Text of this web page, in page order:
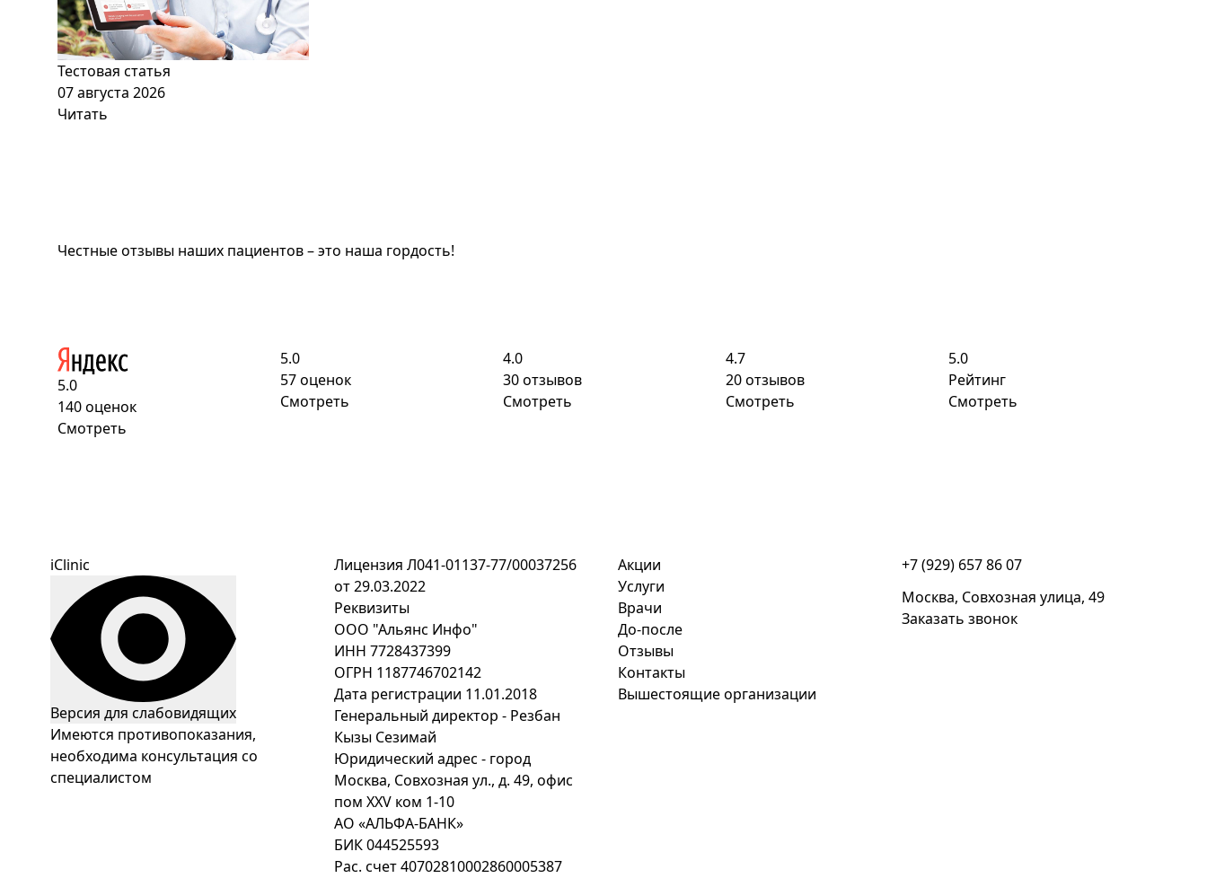
Тестовая статья
07 августа 2026
Читать
Честные отзывы наших пациентов– это наша гордость!
5.0
140 оценок
Смотреть
5.0
57 оценок
Смотреть
4.0
30 отзывов
Смотреть
4.7
20 отзывов
Смотреть
5.0
Рейтинг
Смотреть
iClinic
Версия для слабовидящих
Имеются противопоказания,
необходима консультация со
специалистом
Акции
Услуги
Врачи
До-после
Отзывы
Контакты
Вышестоящие организации
Лицензия Л041-01137-77/00037256
от 29.03.2022
Реквизиты
ООО "Альянс Инфо"
ИНН 7728437399
ОГРН 1187746702142
Дата регистрации 11.01.2018
Генеральный директор - Резбан
Кызы Сезимай
Юридический адрес - город
Москва, Совхозная ул., д. 49, офис
пом XXV ком 1-10
АО «АЛЬФА-БАНК»
БИК 044525593
Рас. счет 40702810002860005387
+7 (929) 657 86 07
Москва, Совхозная улица, 49
Заказать звонок